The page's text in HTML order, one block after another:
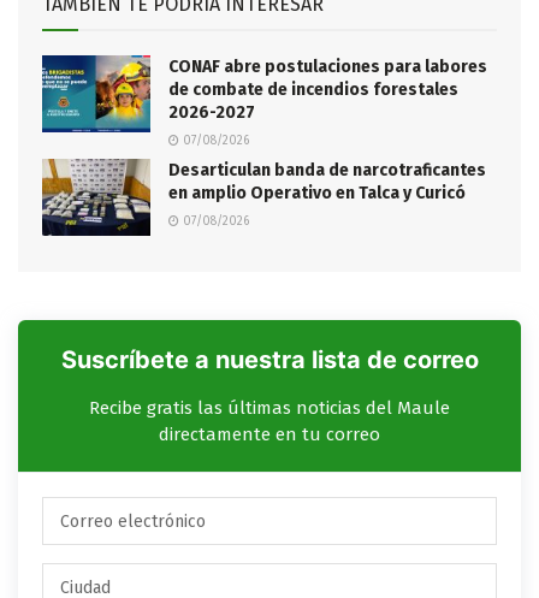
CONAF abre postulaciones para labores
de combate de incendios forestales
2026-2027
07/08/2026
Desarticulan banda de narcotraficantes
en amplio Operativo en Talca y Curicó
07/08/2026
Suscríbete a nuestra lista de correo
Recibe gratis las últimas noticias del Maule
directamente en tu correo